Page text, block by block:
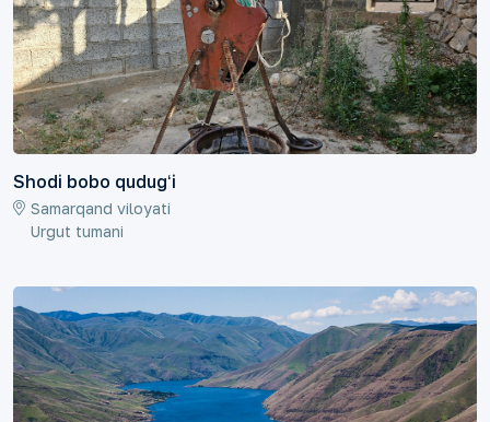
Shodi bobo qudugʻi
Samarqand viloyati
Urgut tumani